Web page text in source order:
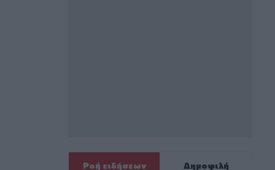
Ροή ειδήσεων Δημοφιλή